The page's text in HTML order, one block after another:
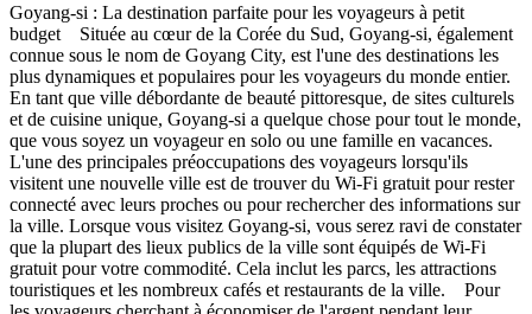
Goyang-si : La destination parfaite pour les voyageurs à petit
budget Située au cœur de la Corée du Sud, Goyang-si, également
connue sous le nom de Goyang City, est l'une des destinations les
plus dynamiques et populaires pour les voyageurs du monde entier.
En tant que ville débordante de beauté pittoresque, de sites culturels
et de cuisine unique, Goyang-si a quelque chose pour tout le monde,
que vous soyez un voyageur en solo ou une famille en vacances.
L'une des principales préoccupations des voyageurs lorsqu'ils
visitent une nouvelle ville est de trouver du Wi-Fi gratuit pour rester
connecté avec leurs proches ou pour rechercher des informations sur
la ville. Lorsque vous visitez Goyang-si, vous serez ravi de constater
que la plupart des lieux publics de la ville sont équipés de Wi-Fi
gratuit pour votre commodité. Cela inclut les parcs, les attractions
touristiques et les nombreux cafés et restaurants de la ville. Pour